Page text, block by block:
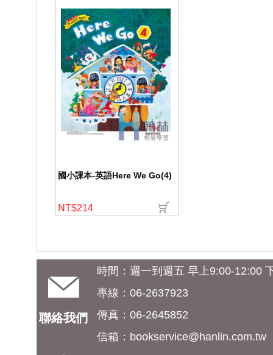
國小課本-英語Here We Go(4)
NT$214
聯絡我們
時間：週一到週五 早上9:00-12:00
專線：06-2637923
傳真：06-2645852
信箱： bookservice@hanlin.com.tw